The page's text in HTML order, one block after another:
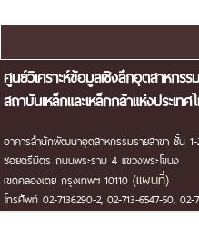
ศูนย์วิเคราะห์ข้อมูลเชิงลึกอุตสาหกร
สถาบันเหล็กและเหล็กกล้าแห่งประเทศ
อาคารสำนักพัฒนาอุตสาหกรรมรายสาขา ชั้น
ซอยตรีมิตร ถนนพระราม 4 แขวงพระโขนง
เขตคลองเตย กรุงเทพฯ 10110 (แผนที่)
โทรศัพท์ 02-7136290-2, 02-713-6547-50, 02-